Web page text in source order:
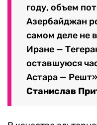
году, объем
Азербайджан
самом деле не
Иране —
оставшуюся
Астара —
Станислав